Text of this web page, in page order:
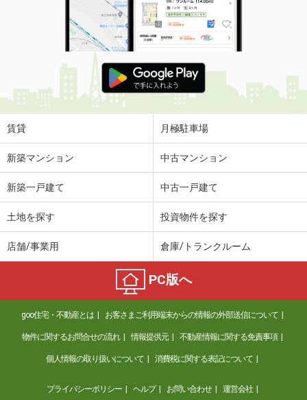
賃貸 月極駐車場
新築マンション 中古マンション
新築一戸建て 中古一戸建て
土地を探す 投資物件を探す
店舗/事業用 倉庫/トランクルーム
PC版へ
goo住宅・不動産とは お客さまご利用端末からの情報の外部送信について
物件に関するお問合せの流れ 情報提供元 不動産情報に関する免責事項
個人情報の取り扱いについて 消費税に関する表記について
プライバシーポリシー ヘルプ お問い合わせ 運営会社